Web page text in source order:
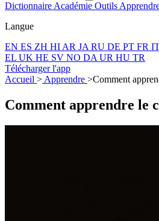
Dictionnaire Académie Outils
Langue
EN ES ZH HI AR JA RU DE PT FR
EL UK HE SV NO DA UR HU TR
Télécharger l'app
Accueil > Apprendre >Comment
Comment apprendre le